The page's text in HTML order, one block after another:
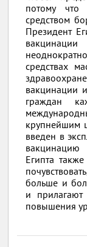
потому что
средством
Президент
средствах
вакцинации
граждан
крупнейшим
введен в
вакцинацию
Египта
больше и
и
повышения